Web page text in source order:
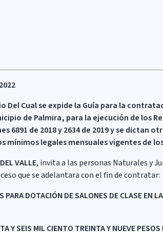
Del Cual se expide la Guía para la
de Palmira, para la ejecución de los
de 2018 y 2634 de 2019 y se dictan
legales mensuales vigentes de los
VALLE, invita a las personas Naturales y
que se adelantara con el fin de contratar:
PARA DOTACIÓN DE SALONES DE CLASE EN
Y SEIS MIL CIENTO TREINTA Y NUEVE